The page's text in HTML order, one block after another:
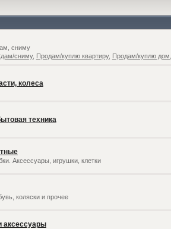
сниму
сниму, Продам/куплю квартиру, Продам/куплю
колеса
техника
Аксессуары, игрушки, клетки
коляски и прочее
аксессуары